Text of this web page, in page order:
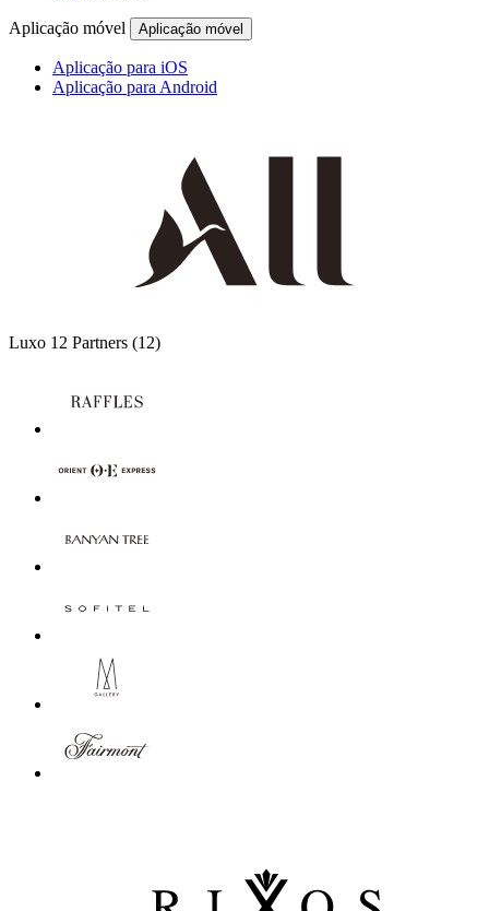
Aplicação móvel Aplicação móvel
Aplicação para iOS
Aplicação para Android
Luxo 12 Partners (12)